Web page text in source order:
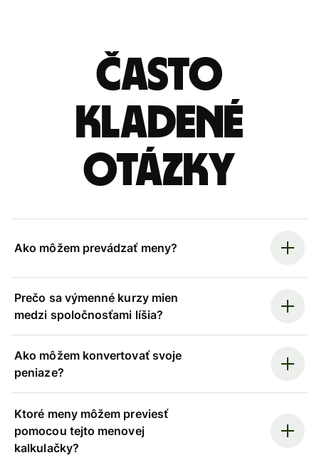
Často
kladené
otázky
Ako môžem prevádzať meny?
Prečo sa výmenné kurzy mien
medzi spoločnosťami líšia?
Ako môžem konvertovať svoje
peniaze?
Ktoré meny môžem previesť
pomocou tejto menovej
kalkulačky?